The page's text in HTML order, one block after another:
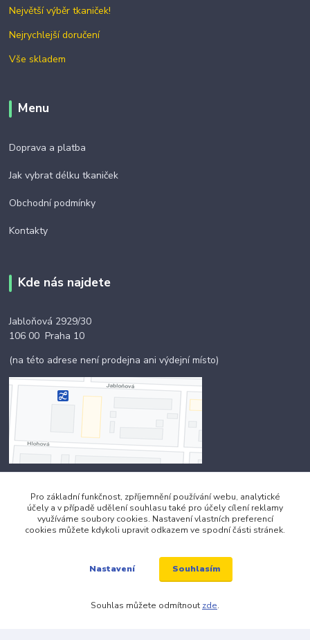
Největší výběr tkaniček!
Nejrychlejší doručení
Vše skladem
Menu
Doprava a platba
Jak vybrat délku tkaniček
Obchodní podmínky
Kontakty
Kde nás najdete
Jabloňová 2929/30
106 00 Praha 10
(na této adrese není prodejna ani výdejní místo)
Kontakty
Pro základní funkčnost, zpříjemnění používání webu, analytické
účely a v případě udělení souhlasu také pro účely cílení reklamy
využíváme soubory cookies. Nastavení vlastních preferencí
cookies můžete kdykoli upravit odkazem ve spodní části stránek.
Nastavení Souhlasím
Souhlas můžete odmítnout zde.